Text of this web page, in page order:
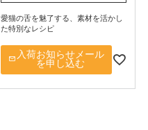
愛猫の舌を魅了する、素材を活かし
た特別なレシピ
入荷お知らせメール
を申し込む